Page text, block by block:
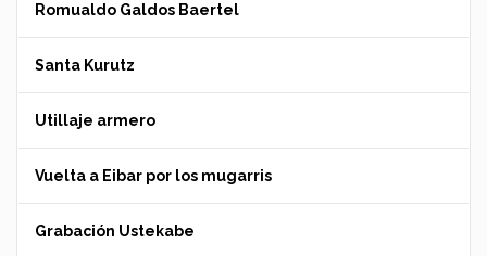
Romualdo Galdos Baertel
Santa Kurutz
Utillaje armero
Vuelta a Eibar por los mugarris
Grabación Ustekabe